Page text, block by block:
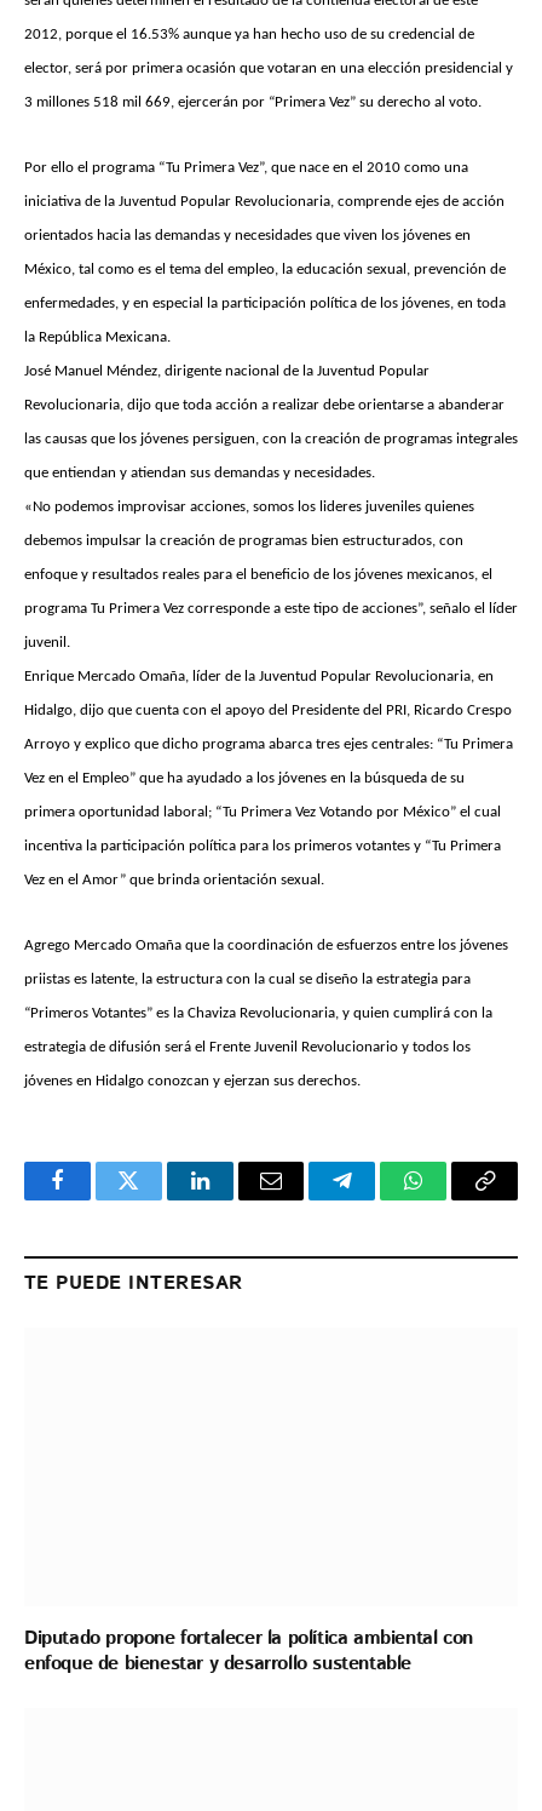
2012, porque el 16.53% aunque ya han hecho uso de su credencial de
elector, será por primera ocasión que votaran en una elección presidencial y
3 millones 518 mil 669, ejercerán por “Primera Vez” su derecho al voto.
Por ello el programa “Tu Primera Vez”, que nace en el 2010 como una
iniciativa de la Juventud Popular Revolucionaria, comprende ejes de acción
orientados hacia las demandas y necesidades que viven los jóvenes en
México, tal como es el tema del empleo, la educación sexual, prevención de
enfermedades, y en especial la participación política de los jóvenes, en toda
la República Mexicana.
José Manuel Méndez, dirigente nacional de la Juventud Popular
Revolucionaria, dijo que toda acción a realizar debe orientarse a abanderar
las causas que los jóvenes persiguen, con la creación de programas integrales
que entiendan y atiendan sus demandas y necesidades.
«No podemos improvisar acciones, somos los lideres juveniles quienes
debemos impulsar la creación de programas bien estructurados, con
enfoque y resultados reales para el beneficio de los jóvenes mexicanos, el
programa Tu Primera Vez corresponde a este tipo de acciones”, señalo el líder
juvenil.
Enrique Mercado Omaña, líder de la Juventud Popular Revolucionaria, en
Hidalgo, dijo que cuenta con el apoyo del Presidente del PRI, Ricardo Crespo
Arroyo y explico que dicho programa abarca tres ejes centrales: “Tu Primera
Vez en el Empleo” que ha ayudado a los jóvenes en la búsqueda de su
primera oportunidad laboral; “Tu Primera Vez Votando por México” el cual
incentiva la participación política para los primeros votantes y “Tu Primera
Vez en el Amor” que brinda orientación sexual.
Agrego Mercado Omaña que la coordinación de esfuerzos entre los jóvenes
priistas es latente, la estructura con la cual se diseño la estrategia para
“Primeros Votantes” es la Chaviza Revolucionaria, y quien cumplirá con la
estrategia de difusión será el Frente Juvenil Revolucionario y todos los
jóvenes en Hidalgo conozcan y ejerzan sus derechos.
FacebookTwitter LinkedInEmail TelegramWhatsApp
Copy
TE PUEDE INTERESAR
Diputado propone fortalecer la política ambiental con
enfoque de bienestar y desarrollo sustentable